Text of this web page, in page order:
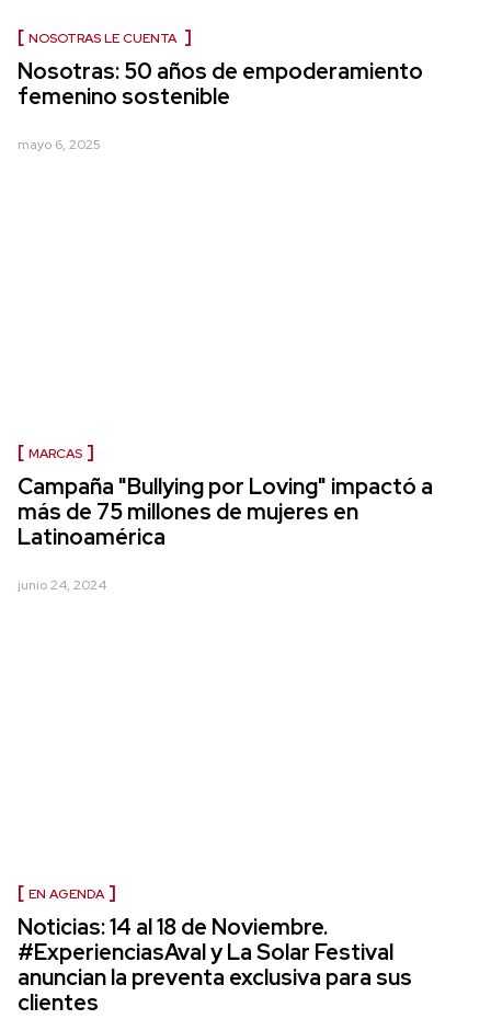
NOSOTRAS LE CUENTA
Nosotras: 50 años de empoderamiento
femenino sostenible
mayo 6, 2025
MARCAS
Campaña "Bullying por Loving" impactó a
más de 75 millones de mujeres en
Latinoamérica
junio 24, 2024
EN AGENDA
Noticias: 14 al 18 de Noviembre.
#ExperienciasAval y La Solar Festival
anuncian la preventa exclusiva para sus
clientes